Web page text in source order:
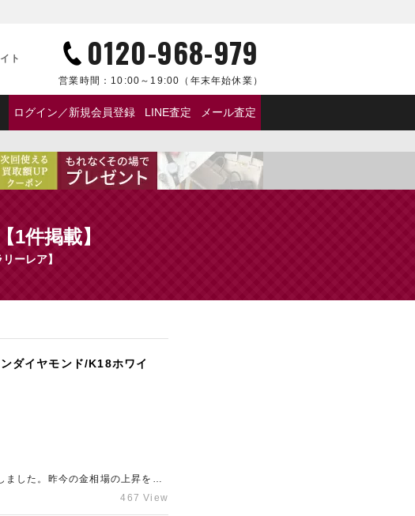
ト 0120-968-979
営業時間： 10:00～19:00 （年末年始休業）
ログイン／新規会員登録 LINE査定 メール査定
1件掲載】
ーレア】
ダイヤモンド/K18ホワイ
ました。昨今の金相場の上昇を査
ド品がございましたら、梅田のブ
467 View